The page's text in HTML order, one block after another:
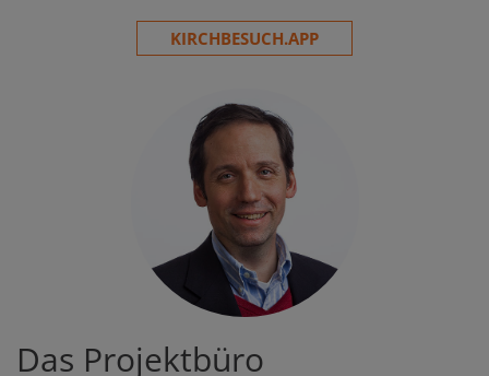
KIRCHBESUCH.APP
Das Projektbüro